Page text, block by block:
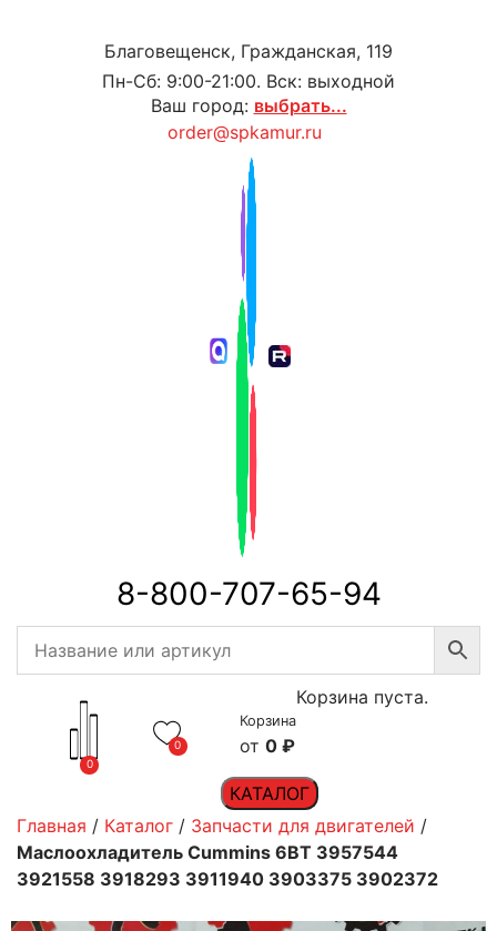
Благовещенск, Гражданская, 119
Пн-Сб: 9:00-21:00. Вск: выходной
Ваш город: выбрать...
order@spkamur.ru
8-800-707-65-94
0
0
Корзина
0 ₽
Корзина пуста.
КАТАЛОГ
Главная / Каталог / Запчасти для двигателей /
Маслоохладитель Cummins 6BT 3957544
3921558 3918293 3911940 3903375 3902372